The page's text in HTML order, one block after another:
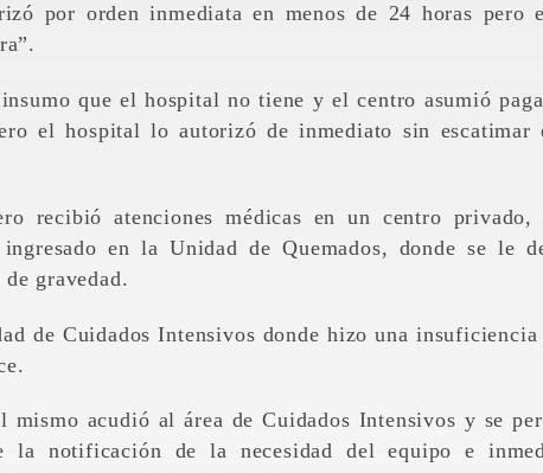
por orden inmediata en menos de 24 horas pero
que el hospital no tiene y el centro asumió
el hospital lo autorizó de inmediato sin escatimar
recibió atenciones médicas en un centro privado,
en la Unidad de Quemados, donde se le
gravedad.
de Cuidados Intensivos donde hizo una insuficiencia
mismo acudió al área de Cuidados Intensivos y se
la notificación de la necesidad del equipo e